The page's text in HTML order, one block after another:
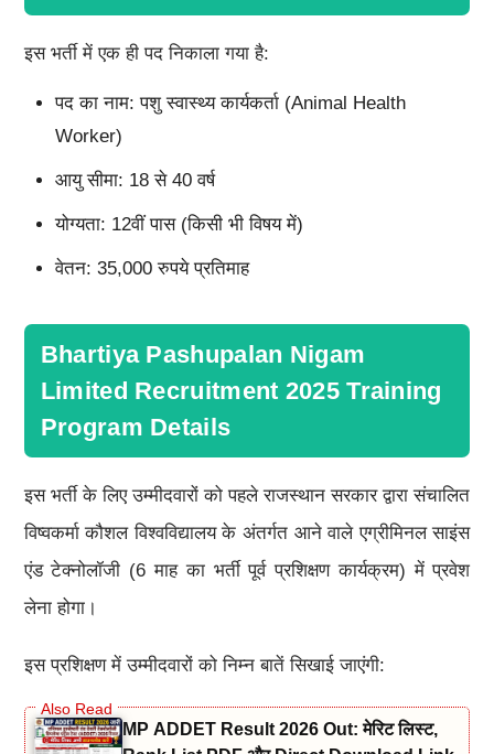
इस भर्ती में एक ही पद निकाला गया है:
पद का नाम: पशु स्वास्थ्य कार्यकर्ता (Animal Health
Worker)
आयु सीमा: 18 से 40 वर्ष
योग्यता: 12वीं पास (किसी भी विषय में)
वेतन: 35,000 रुपये प्रतिमाह
Bhartiya Pashupalan Nigam
Limited Recruitment 2025 Training
Program Details
इस भर्ती के लिए उम्मीदवारों को पहले राजस्थान सरकार द्वारा संचालित
विष्वकर्मा कौशल विश्वविद्यालय के अंतर्गत आने वाले एग्रीमिनल साइंस
एंड टेक्नोलॉजी (6 माह का भर्ती पूर्व प्रशिक्षण कार्यक्रम) में प्रवेश
लेना होगा।
इस प्रशिक्षण में उम्मीदवारों को निम्न बातें सिखाई जाएंगी:
MP ADDET Result 2026 Out: मेरिट लिस्ट,